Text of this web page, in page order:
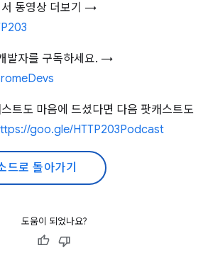
동영상 더보기 →
발자를 구독하세요. →
트도 마음에 드셨다면 다음 팟캐스트도
goo.gle/HTTP203Podcast
드로 돌아가기
도움이 되었나요?